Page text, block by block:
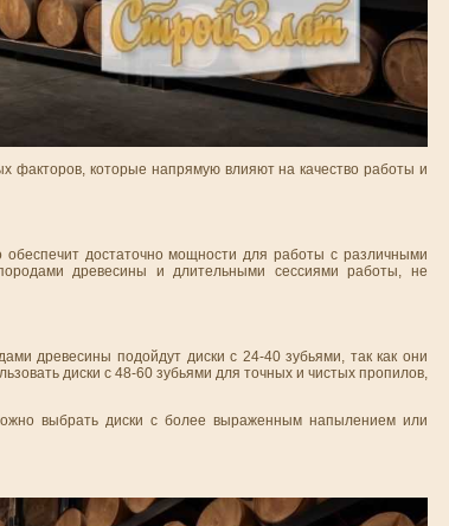
факторов, которые напрямую влияют на качество работы и
достаточно мощности для работы с различными
древесины и длительными сессиями работы, не
древесины подойдут диски с 24-40 зубьями, так как они
диски с 48-60 зубьями для точных и чистых пропилов,
выбрать диски с более выраженным напылением или